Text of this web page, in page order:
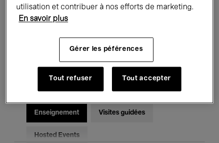
Rencontres & Débats Jazz
Musique électronique
Pour tous Kids’ Palace
Enseignement Visites guidées
Hosted Events
utilisation et contribuer à nos efforts de marketing.
En savoir plus
Gérer les péférences
Tout refuser Tout accepter